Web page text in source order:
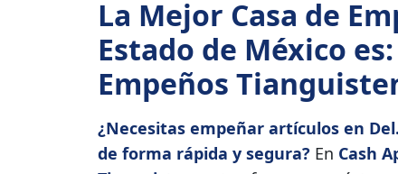
La Mejor Casa de
Estado de México
Empeños
¿Necesitas empeñar artículos en
de forma rápida y segura? En Cash